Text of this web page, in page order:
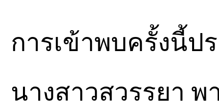
การเข้าพบครั้งนี้ป
นางสาวสวรรยา